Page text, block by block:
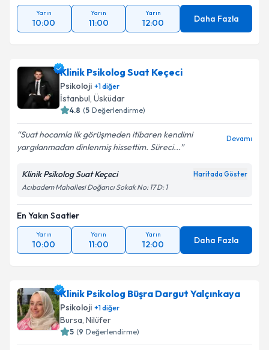
Yarın
10:00
Yarın
11:00
Yarın
12:00 Daha Fazla
Klinik Psikolog Suat Keçeci
Psikoloji +1diğer
İstanbul, Üsküdar
4.8 (5 Değerlendirme)
Suat hocamla ilk görüşmeden itibaren kendimi
yargılanmadan dinlenmiş hissettim. Süreci...
Devamı
Klinik Psikolog Suat Keçeci Haritada Göster
Acıbadem Mahallesi Doğancı Sokak No: 17 D: 1
En Yakın Saatler
Yarın
10:00
Yarın
11:00
Yarın
12:00 Daha Fazla
Klinik Psikolog Büşra Dargut Yalçınkaya
Psikoloji +1diğer
Bursa, Nilüfer
5 (9 Değerlendirme)